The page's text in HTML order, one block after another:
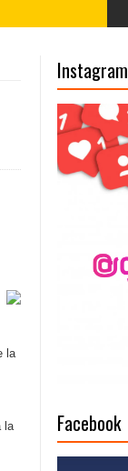
perspectiva
en la clausura
París
la
la
Instagram
Facebook